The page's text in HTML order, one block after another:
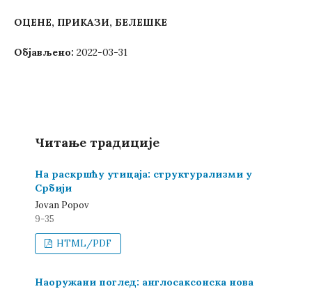
ОЦЕНЕ, ПРИКАЗИ, БЕЛЕШКЕ
Објављено: 2022-03-31
Читање традиције
На раскршћу утицаја: структурализми у
Србији
Jovan Popov
9-35
HTML/PDF
Наоружани поглед: англосаксонска нова